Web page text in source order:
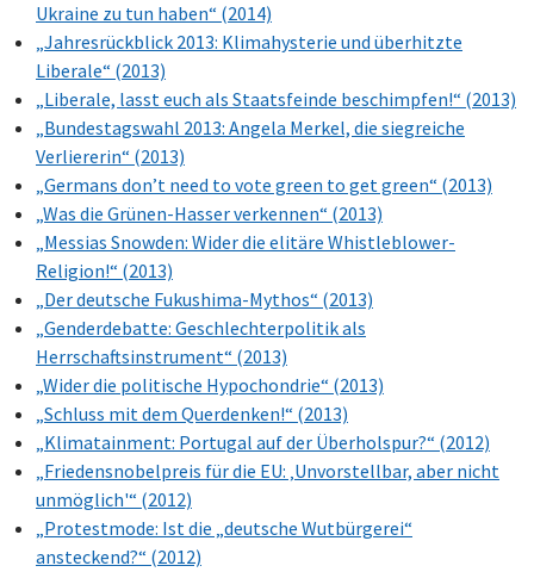
Ukraine zu tun haben“ (2014)
„Jahresrückblick 2013: Klimahysterie und überhitzte
Liberale“ (2013)
„Liberale, lasst euch als Staatsfeinde beschimpfen!“ (2013)
„Bundestagswahl 2013: Angela Merkel, die siegreiche
Verliererin“ (2013)
„Germans don’t need to vote green to get green“ (2013)
„Was die Grünen-Hasser verkennen“ (2013)
„Messias Snowden: Wider die elitäre Whistleblower-
Religion!“ (2013)
„Der deutsche Fukushima-Mythos“ (2013)
„Genderdebatte: Geschlechterpolitik als
Herrschaftsinstrument“ (2013)
„Wider die politische Hypochondrie“ (2013)
„Schluss mit dem Querdenken!“ (2013)
„Klimatainment: Portugal auf der Überholspur?“ (2012)
„Friedensnobelpreis für die EU: ‚Unvorstellbar, aber nicht
unmöglich'“ (2012)
„Protestmode: Ist die „deutsche Wutbürgerei“
ansteckend?“ (2012)